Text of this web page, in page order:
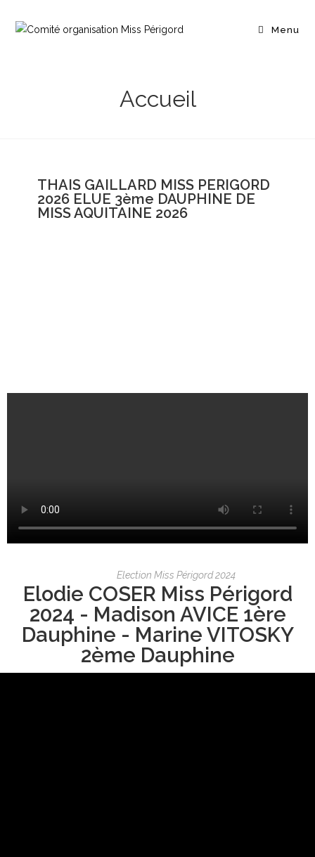
Menu
Accueil
THAIS GAILLARD MISS PERIGORD
2026 ELUE 3ème DAUPHINE DE
MISS AQUITAINE 2026
Election Miss Périgord 2024
Elodie COSER Miss Périgord
2024 - Madison AVICE 1ère
Dauphine - Marine VITOSKY
2ème Dauphine